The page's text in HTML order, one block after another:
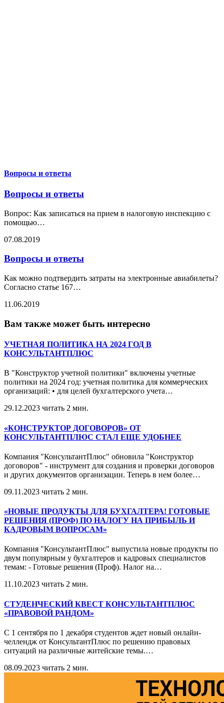
Вопросы и ответы
Вопросы и ответы
Вопрос: Как записаться на прием в налоговую инспекцию с
помощью…
07.08.2019
Вопросы и ответы
Как можно подтвердить затраты на электронные авиабилеты?
Согласно статье 167…
11.06.2019
Вам также может быть интересно
УЧЕТНАЯ ПОЛИТИКА НА 2024 ГОД В
КОНСУЛЬТАНТПЛЮС
В "Конструктор учетной политики" включены учетные
политики на 2024 год: учетная политика для коммерческих
организаций: • для целей бухгалтерского учета…
29.12.2023 читать 2 мин.
«КОНСТРУКТОР ДОГОВОРОВ» ОТ
КОНСУЛЬТАНТПЛЮС СТАЛ ЕЩЕ УДОБНЕЕ
Компания "КонсультантПлюс" обновила "Конструктор
договоров" - инструмент для создания и проверки договоров
и других документов организации. Теперь в нем более…
09.11.2023 читать 2 мин.
«НОВЫЕ ПРОДУКТЫ ДЛЯ БУХГАЛТЕРА! ГОТОВЫЕ
РЕШЕНИЯ (ПРОФ) ПО НАЛОГУ НА ПРИБЫЛЬ И
КАДРОВЫМ ВОПРОСАМ»
Компания "КонсультантПлюс" выпустила новые продукты по
двум популярным у бухгалтеров и кадровых специалистов
темам: - Готовые решения (Проф). Налог на…
11.10.2023 читать 2 мин.
СТУДЕНЧЕСКИЙ КВЕСТ КОНСУЛЬТАНТПЛЮС
«ПРАВОВОЙ РАНДОМ»
С 1 сентября по 1 декабря студентов ждет новый онлайн-
челлендж от КонсультантПлюс по решению правовых
ситуаций на различные житейские темы.…
08.09.2023 читать 2 мин.